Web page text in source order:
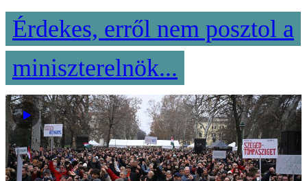
Érdekes, erről nem posztol a
miniszterelnök...